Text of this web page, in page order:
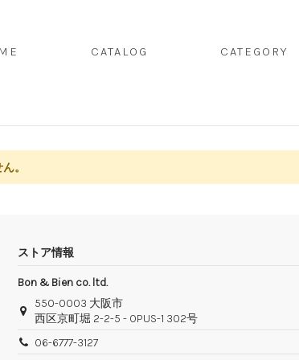
CATALOG CATEGORY
。
ストア情報
Bon & Bien co. ltd.
550-0003 大阪市
西区京町堀 2-2-5 - OPUS-1 302号
06-6777-3127